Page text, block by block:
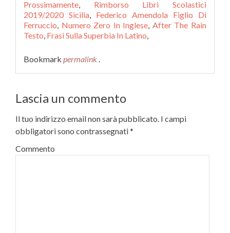
Prossimamente, Rimborso Libri Scolastici
2019/2020 Sicilia, Federico Amendola Figlio Di
Ferruccio, Numero Zero In Inglese, After The Rain
Testo, Frasi Sulla Superbia In Latino,
Bookmark permalink .
Lascia un commento
Il tuo indirizzo email non sarà pubblicato. I campi
obbligatori sono contrassegnati*
Commento